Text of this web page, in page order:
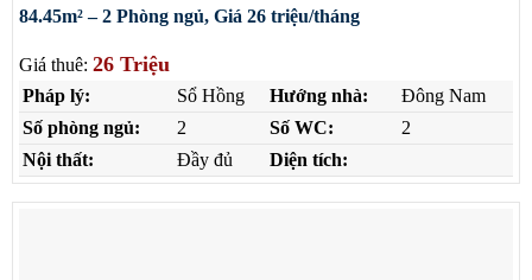
84.45m² – 2 Phòng ngủ, Giá 26 triệu/tháng
Giá thuê: 26 Triệu
Pháp lý: Sổ Hồng Hướng nhà:
Đông Nam
Số phòng ngủ:
2 Số WC:
2
Nội thất:
Đầy đủ Diện tích: